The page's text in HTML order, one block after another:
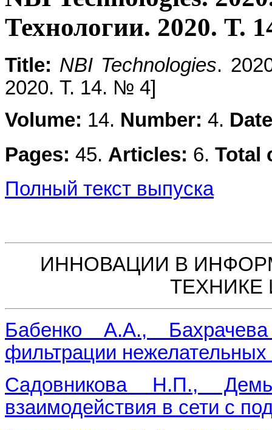
Технологии. 2020. Т.
Title: NBI Technologies.
2020. Т. 14. № 4]
Volume: 14. Number: 4.
Pages: 45. Articles: 6. Total
Полный текст выпуска
ИННОВАЦИИ В
ТЕХНИКЕ
Бабенко А.А.,
фильтрации
Садовникова Н.П.,
взаимодействия в сети с